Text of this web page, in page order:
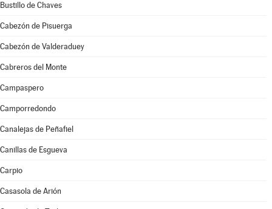
Bustillo de Chaves
Cabezón de Pisuerga
Cabezón de Valderaduey
Cabreros del Monte
Campaspero
Camporredondo
Canalejas de Peñafiel
Canillas de Esgueva
Carpio
Casasola de Arión